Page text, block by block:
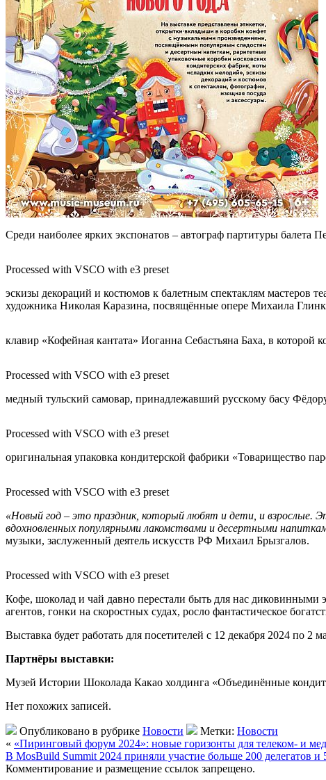
Среди наиболее ярких экспонатов – автограф партитуры балета
Processed with VSCO with e3 preset
эскизы декораций и костюмов к балетным спектаклям мастеров
художника Николая Каразина, посвящённые опере Михаила
клавир «Кофейная кантата» Иоганна Себастьяна Баха, в
Processed with VSCO with e3 preset
медный тульский самовар, принадлежавший русскому басу
Processed with VSCO with e3 preset
оригинальная упаковка кондитерской фабрики «Товарищество
Processed with VSCO with e3 preset
«Новый год – это праздник, который любят и дети, и взрослые.
вдохновленных популярными лакомствами и десертными
музыки, заслуженный деятель искусств РФ Михаил Брызгалов.
Processed with VSCO with e3 preset
Кофе, шоколад и чай давно перестали быть для нас диковинными
агентов, гонки на скоростных судах, росло фантастическое
Выставка будет работать для посетителей с 12 декабря 2024 по 2
Партнёры выставки:
Музей Истории Шоколада Какао холдинга «Объединённые
Нет похожих записей.
Опубликовано в рубрике Новости Метки: Новости
« «Пиринговый форум 2024»: новые горизонты для телеком- и
В MosBuild Summit 2024 приняли участие больше 200 делегатов и
Комментирование и размещение ссылок запрещено.